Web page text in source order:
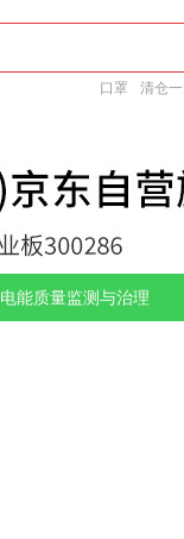
口罩 清仓
电能质量监测与治理